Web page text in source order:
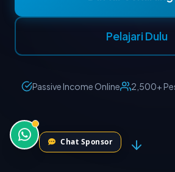
Chat Sponsor